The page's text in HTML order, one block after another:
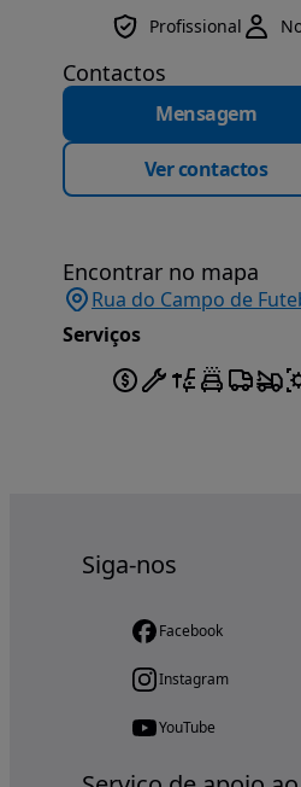
Profissional
Contactos
Mensagem
Ver contactos
Encontrar no mapa
Rua do Campo de
Serviços
Siga-nos
Facebook
Instagram
YouTube